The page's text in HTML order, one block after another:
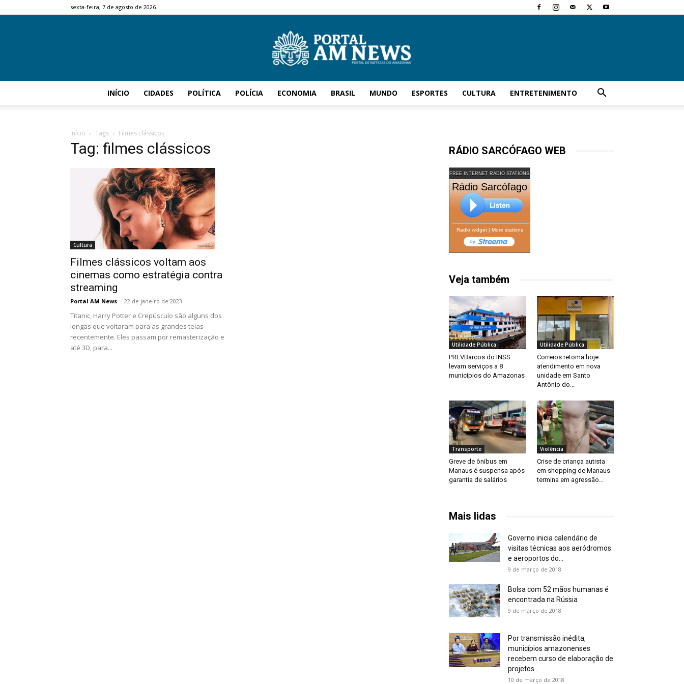
sexta-feira, 7 de agosto de 2026.
INÍCIO CIDADES POLÍTICA POLÍCIA ECONOMIA BRASIL MUNDO ESPORTES CULTURA ENTRETENIMENTO
Início Tags Filmes clássicos
Tag: filmes clássicos
Cultura
Filmes clássicos voltam aos
cinemas como estratégia contra
streaming
Portal AM News - 22 de janeiro de 2023
Titanic, Harry Potter e Crepúsculo são alguns dos
longas que voltaram para as grandes telas
recentemente. Eles passam por remasterização e
até 3D, para...
RÁDIO SARCÓFAGO WEB
FREE INTERNET RADIO STATIONS
Rádio Sarcófago
Radio widget| More stations
Veja também
Utilidade Pública
PREVBarcos do INSS
levam serviços a 8
municípios do Amazonas
Utilidade Pública
Correios retoma hoje
atendimento em nova
unidade em Santo
Antônio do...
Transporte
Greve de ônibus em
Manaus é suspensa após
garantia de salários
Violência
Crise de criança autista
em shopping de Manaus
termina em agressão...
Mais lidas
Governo inicia calendário de
visitas técnicas aos aeródromos
e aeroportos do...
9 de março de 2018
Bolsa com 52 mãos humanas é
encontrada na Rússia
9 de março de 2018
Por transmissão inédita,
municípios amazonenses
recebem curso de elaboração de
projetos...
10 de março de 2018